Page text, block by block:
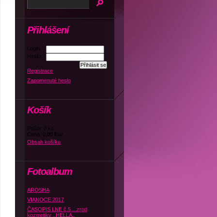
Přihlášení
Login:
Heslo:
Registrace
Zapomenuté heslo
Košík
Počet: 0 ks
Cena: 0,00 Eur
Obsah košíku
Fotoalbum
AROSHA
VIANOCE 2017
ČASOPIS LNE č.5....zrod
kozmetiky ,,HELLA,,